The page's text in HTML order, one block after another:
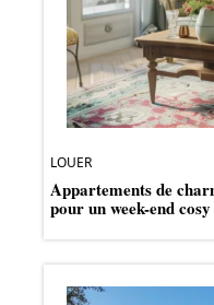
LOUER
Appartements de
pour un week-end cosy